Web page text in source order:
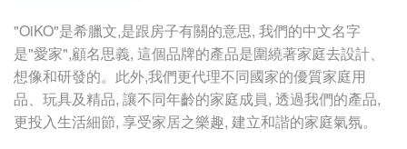
"OiKO"是希臘文,是跟房子有關的意思, 我們的中文名字
是"愛家",顧名思義, 這個品牌的產品是圍繞著家庭去設計、
想像和研發的。此外,我們更代理不同國家的優質家庭用
品、玩具及精品, 讓不同年齡的家庭成員, 透過我們的產品,
更投入生活細節, 享受家居之樂趣, 建立和諧的家庭氣氛。